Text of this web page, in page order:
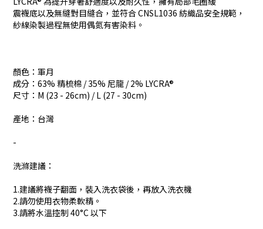
震襪底以及無縫對目縫合，並符合 CNSL1036 紡織品安全規範，
紗線染製過程無使用偶氮有害染料。
顏色：軍月
成分： 63% 精梳棉 / 35% 尼龍 / 2% LYCRA®
尺寸：M (23 - 26cm) / L (27 - 30cm)
產地：台灣
-
洗滌建議：
1.建議將襪子翻面，裝入洗衣袋後，再放入洗衣機
2.請勿使用衣物柔軟精。
3.請將水溫控制 40°C 以下